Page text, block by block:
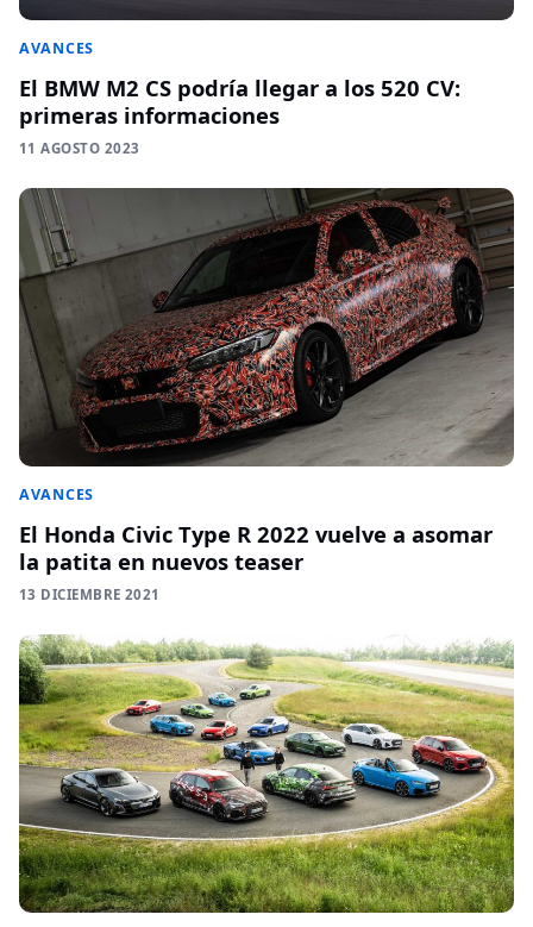
AVANCES
El BMW M2 CS podría llegar a los 520 CV:
primeras informaciones
11 AGOSTO 2023
AVANCES
El Honda Civic Type R 2022 vuelve a asomar
la patita en nuevos teaser
13 DICIEMBRE 2021